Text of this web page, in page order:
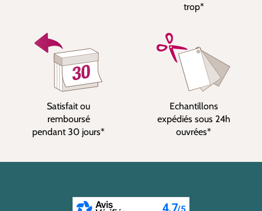
trop*
Satisfait ou
remboursé
pendant 30 jours*
Echantillons
expédiés sous 24h
ouvrées*